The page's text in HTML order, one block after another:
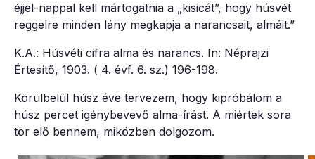
éjjel-nappal kell mártogatnia a „kisicát”, hogy húsvét
reggelre minden lány megkapja a narancsait, almáit.”
K.A.: Húsvéti cifra alma és narancs. In: Néprajzi
Értesítő, 1903. ( 4. évf. 6. sz.) 196-198.
Körülbelül húsz éve tervezem, hogy kipróbálom a
húsz percet igénybevevő alma-írást. A miértek sora
tör elő bennem, miközben dolgozom.